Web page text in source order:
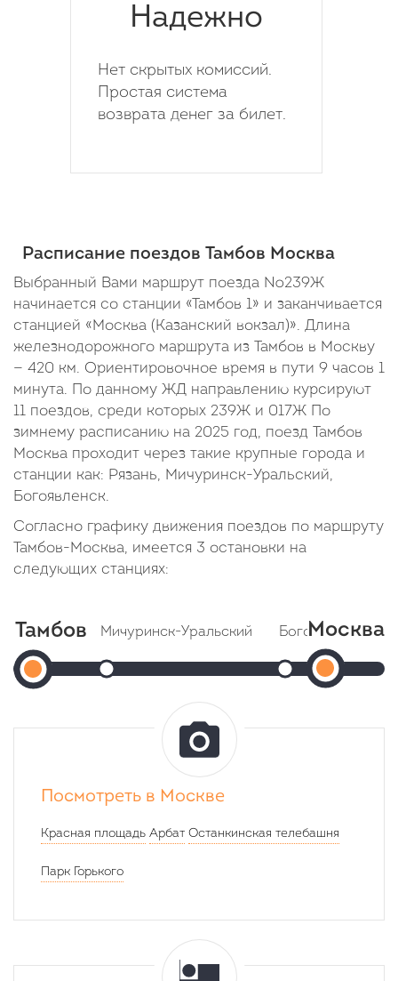
Надежно
Нет скрытых комиссий.
Простая система
возврата денег за билет.
Расписание поездов Тамбов Москва
Выбранный Вами маршрут поезда №239Ж
начинается со станции «Тамбов 1» и заканчивается
станцией «Москва (Казанский вокзал)». Длина
железнодорожного маршрута из Тамбов в Москву
— 420 км. Ориентировочное время в пути 9 часов 1
минута. По данному ЖД направлению курсируют
11 поездов, среди которых 239Ж и 017Ж По
зимнему расписанию на 2025 год, поезд Тамбов
Москва проходит через такие крупные города и
станции как: Рязань, Мичуринск-Уральский,
Богоявленск.
Согласно графику движения поездов по маршруту
Тамбов-Москва, имеется 3 остановки на
следующих станциях:
Тамбов
Тамбов
Отправление:
Мичуринск-Уральский
Cтоянка: 33 мин
В пути: 1 час 30 минут
Богоявленск
Прибытие:
Отправление:
В пути: 2 часа 54
Москва
пути:
минута
Посмотреть в Москве
Красная площадь Арбат Останкинская телебашня
Парк Горького